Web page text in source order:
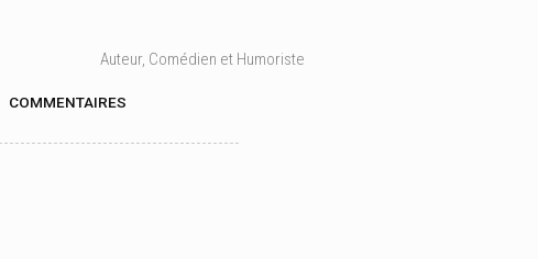
Auteur, Comédien et Humoriste
COMMENTAIRES